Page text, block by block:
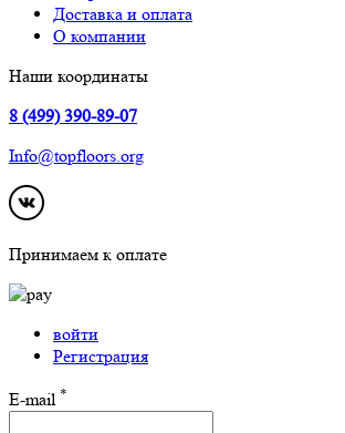
Доставка и оплата
О компании
Наши координаты
8 (499) 390-89-07
Info@topfloors.org
Принимаем к оплате
войти
Регистрация
E-mail *